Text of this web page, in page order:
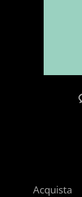
Acquista